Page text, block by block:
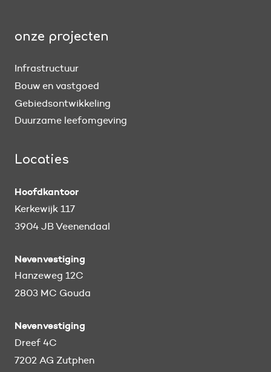
onze projecten
Infrastructuur
Bouw en vastgoed
Gebiedsontwikkeling
Duurzame leefomgeving
Locaties
Hoofdkantoor
Kerkewijk 117
3904 JB Veenendaal
Nevenvestiging
Hanzeweg 12C
2803 MC Gouda
Nevenvestiging
Dreef 4C
7202 AG Zutphen